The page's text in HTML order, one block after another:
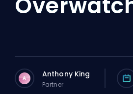
A Anthony King
Partner